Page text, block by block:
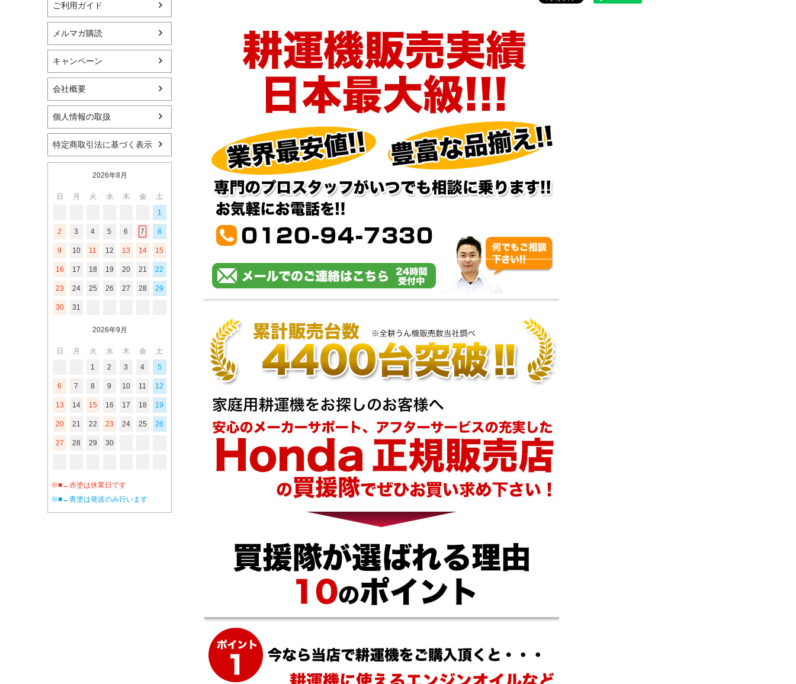
ご利用ガイド
メルマガ購読
キャンペーン
会社概要
個人情報の取扱
特定商取引法に基づく表示
2026年8月
日 月 火 水 木 金
土
1
2 3 4 5 6 7 8
9 10 11 12 13 14 15
16 17 18 19 20 21 22
23 24 25 26 27 28 29
30 31
2026年9月
日 月 火 水 木 金
土
1
2 3 4 5
6 7 8 9 10 11 12
13 14 15 16 17 18 19
20 21 22 23 24 25 26
27 28 29 30
※■←赤塗は休業日です
※■←青塗は発送のみ行います